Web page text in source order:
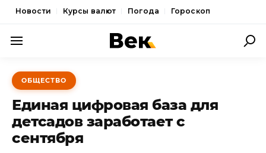
Новости Курсы валют Погода Гороскоп
ПОЛИТИКА
ЭКОНОМИКА
ОБЩЕСТВО
СПОРТ
ОБЩЕСТВО
Единая цифровая база для
детсадов заработает с
сентября